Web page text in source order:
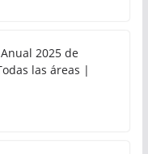
2025 de
las áreas |